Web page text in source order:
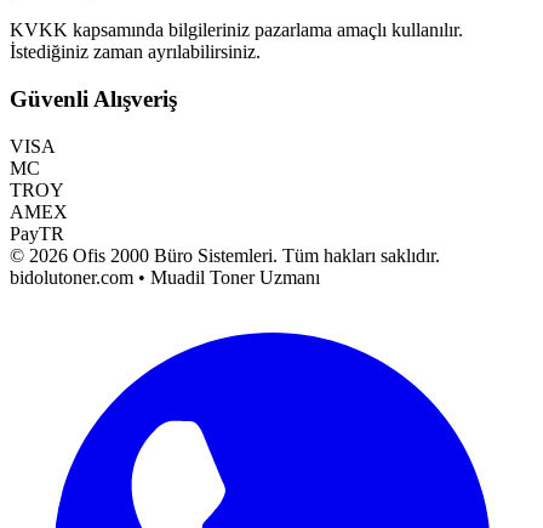
KVKK kapsamında bilgileriniz pazarlama amaçlı kullanılır.
İstediğiniz zaman ayrılabilirsiniz.
Güvenli Alışveriş
VISA
MC
TROY
AMEX
PayTR
© 2026 Ofis 2000 Büro Sistemleri. Tüm hakları saklıdır.
bidolutoner.com • Muadil Toner Uzmanı